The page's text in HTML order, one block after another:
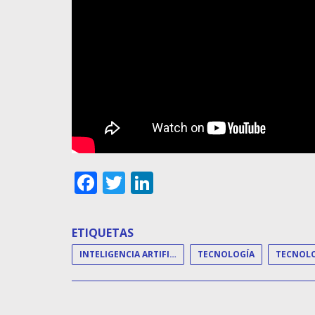
Facebook
Twitter
ETIQUETAS
INTELIGENCIA ARTIFICIAL TECNOLOGÍA